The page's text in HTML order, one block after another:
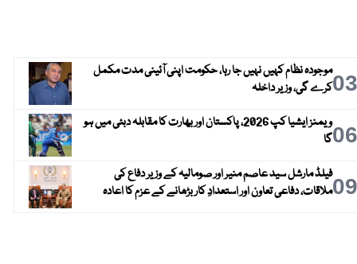
03موجودہ نظام کہیں نہیں جا رہا، حکومت اپنی آئینی مدت مکمل
کرے گی، وزیر داخلہ
06
ویمنز ایشیا کپ 2026، پاکستان اور بھارت کا مقابلہ دبئی میں ہو
گا
09فیلڈ مارشل سید عاصم منیر اور صومالیہ کے وزیر دفاع کی
ملاقات، دفاعی تعاون اور استعدادِ کار بڑھانے کے عزم کا اعادہ